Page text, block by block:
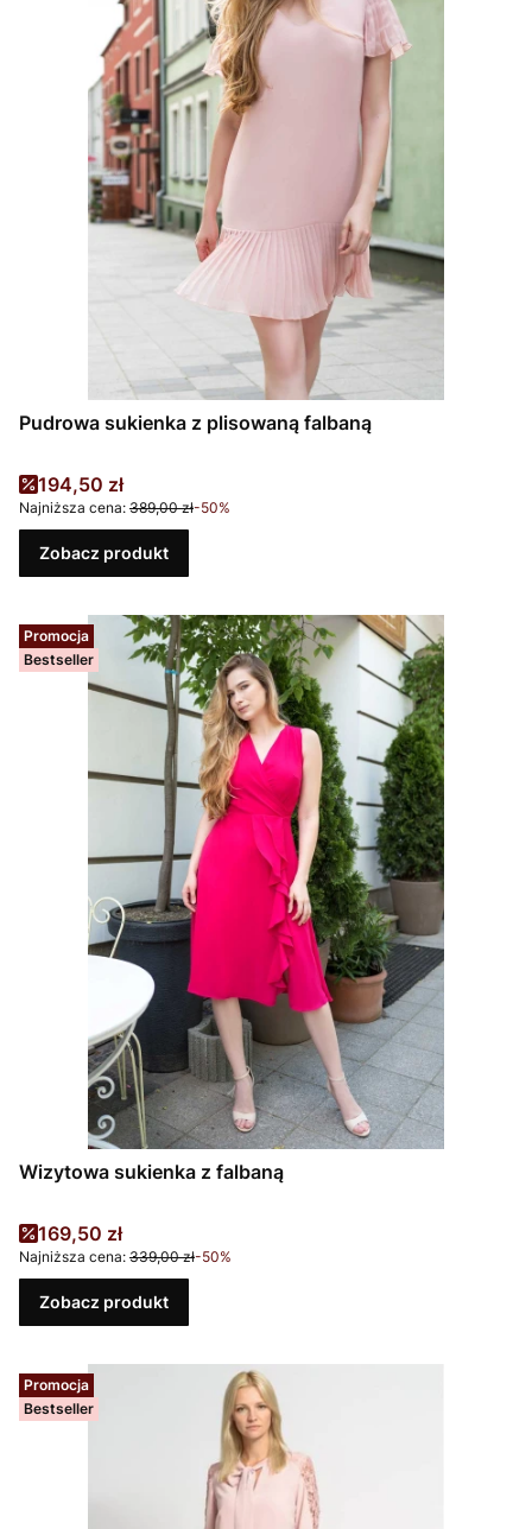
Pudrowa sukienka z plisowaną falbaną
Cena promocyjna
194,50 zł
Najniższa cena: 389,00 zł-50%
Zobacz produkt
Promocja
Bestseller
Wizytowa sukienka z falbaną
Cena promocyjna
169,50 zł
Najniższa cena: 339,00 zł-50%
Zobacz produkt
Promocja
Bestseller